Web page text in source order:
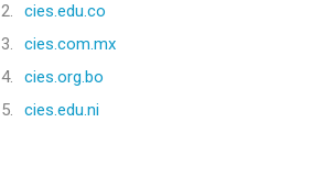
2.
cies.edu.co
3.
cies.com.mx
4.
cies.org.bo
5.
cies.edu.ni